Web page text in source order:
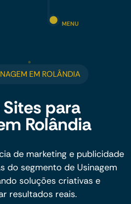
MENU
EM ROLÂNDIA
para
Rolândia
de marketing e publicidade
do segmento de Usinagem
soluções criativas e
resultados reais.